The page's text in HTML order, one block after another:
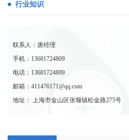
行业知识
联系人：唐经理
手机：13681724809
电话：13681724809
邮箱：411476171@qq.com
地址： 上海市金山区张堰镇松金路275号